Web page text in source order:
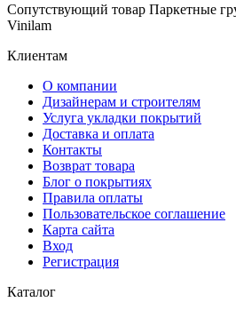
Сопутствующий товар Паркетные
Vinilam
Клиентам
О компании
Дизайнерам и строителям
Услуга укладки покрытий
Доставка и оплата
Контакты
Возврат товара
Блог о покрытиях
Правила оплаты
Пользовательское соглашение
Карта сайта
Вход
Регистрация
Каталог